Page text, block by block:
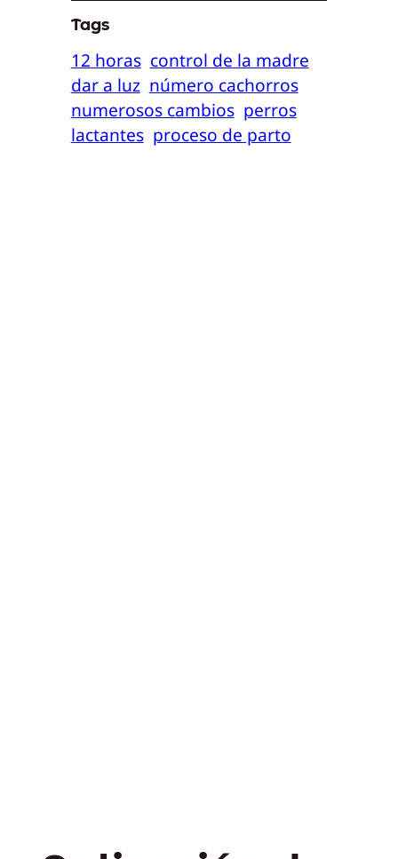
Tags
12 horas control de la madre
dar a luz número cachorros
numerosos cambios perros
lactantes proceso de parto